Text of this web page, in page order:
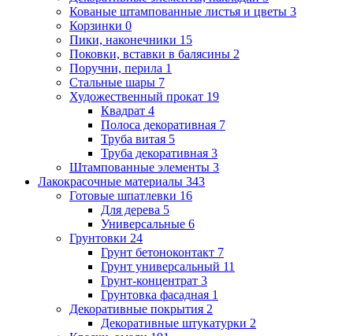
Кованые штампованные листья и цветы 3
Корзинки 0
Пики, наконечники 15
Поковки, вставки в балясины 2
Поручни, перила 1
Стальные шары 7
Художественный прокат 19
Квадрат 4
Полоса декоративная 7
Труба витая 5
Труба декоративная 3
Штампованные элементы 3
Лакокрасочные материалы 343
Готовые шпатлевки 16
Для дерева 5
Универсальные 6
Грунтовки 24
Грунт бетоноконтакт 7
Грунт универсальный 11
Грунт-концентрат 3
Грунтовка фасадная 1
Декоративные покрытия 2
Декоративные штукатурки 2